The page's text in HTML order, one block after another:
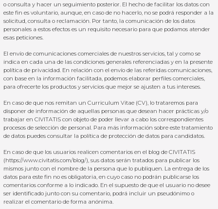
o consulta y hacer un seguimiento posterior. El hecho de facilitar los datos con
este fin es voluntario, aunque, en caso de no hacerlo, no se podrá responder a la
solicitud, consulta o reclamación. Por tanto, la comunicación de los datos
personales a estos efectos es un requisito necesario para que podamos atender
esas peticiones.
El envío de comunicaciones comerciales de nuestros servicios, tal y como se
indica en cada una de las condiciones generales referenciadas y en la presente
política de privacidad. En relación con el envío de las referidas comunicaciones,
con base en la información facilitada, podemos elaborar perfiles comerciales,
para ofrecerte los productos y servicios que mejor se ajusten a tus intereses.
En caso de que nos remitan un Curriculum Vitae (CV), lo trataremos para
disponer de información de aquellas personas que desean hacer prácticas y/o
trabajar en CIVITATIS con objeto de poder llevar a cabo los correspondientes
procesos de selección de personal. Para más información sobre este tratamiento
de datos puedes consultar la política de protección de datos para candidatos.
En caso de que los usuarios realicen comentarios en el blog de CIVITATIS
(https://www.civitatis.com/blog/), sus datos serán tratados para publicar los
mismos junto con el nombre de la persona que lo publiquen. La entrega de los
datos para este fin no es obligatoria, en cuyo caso no podrán publicarse los
comentarios conforme a lo indicado. En el supuesto de que el usuario no desee
ser identificado junto con su comentario, podrá incluir un pseudónimo o
realizar el comentario de forma anónima.